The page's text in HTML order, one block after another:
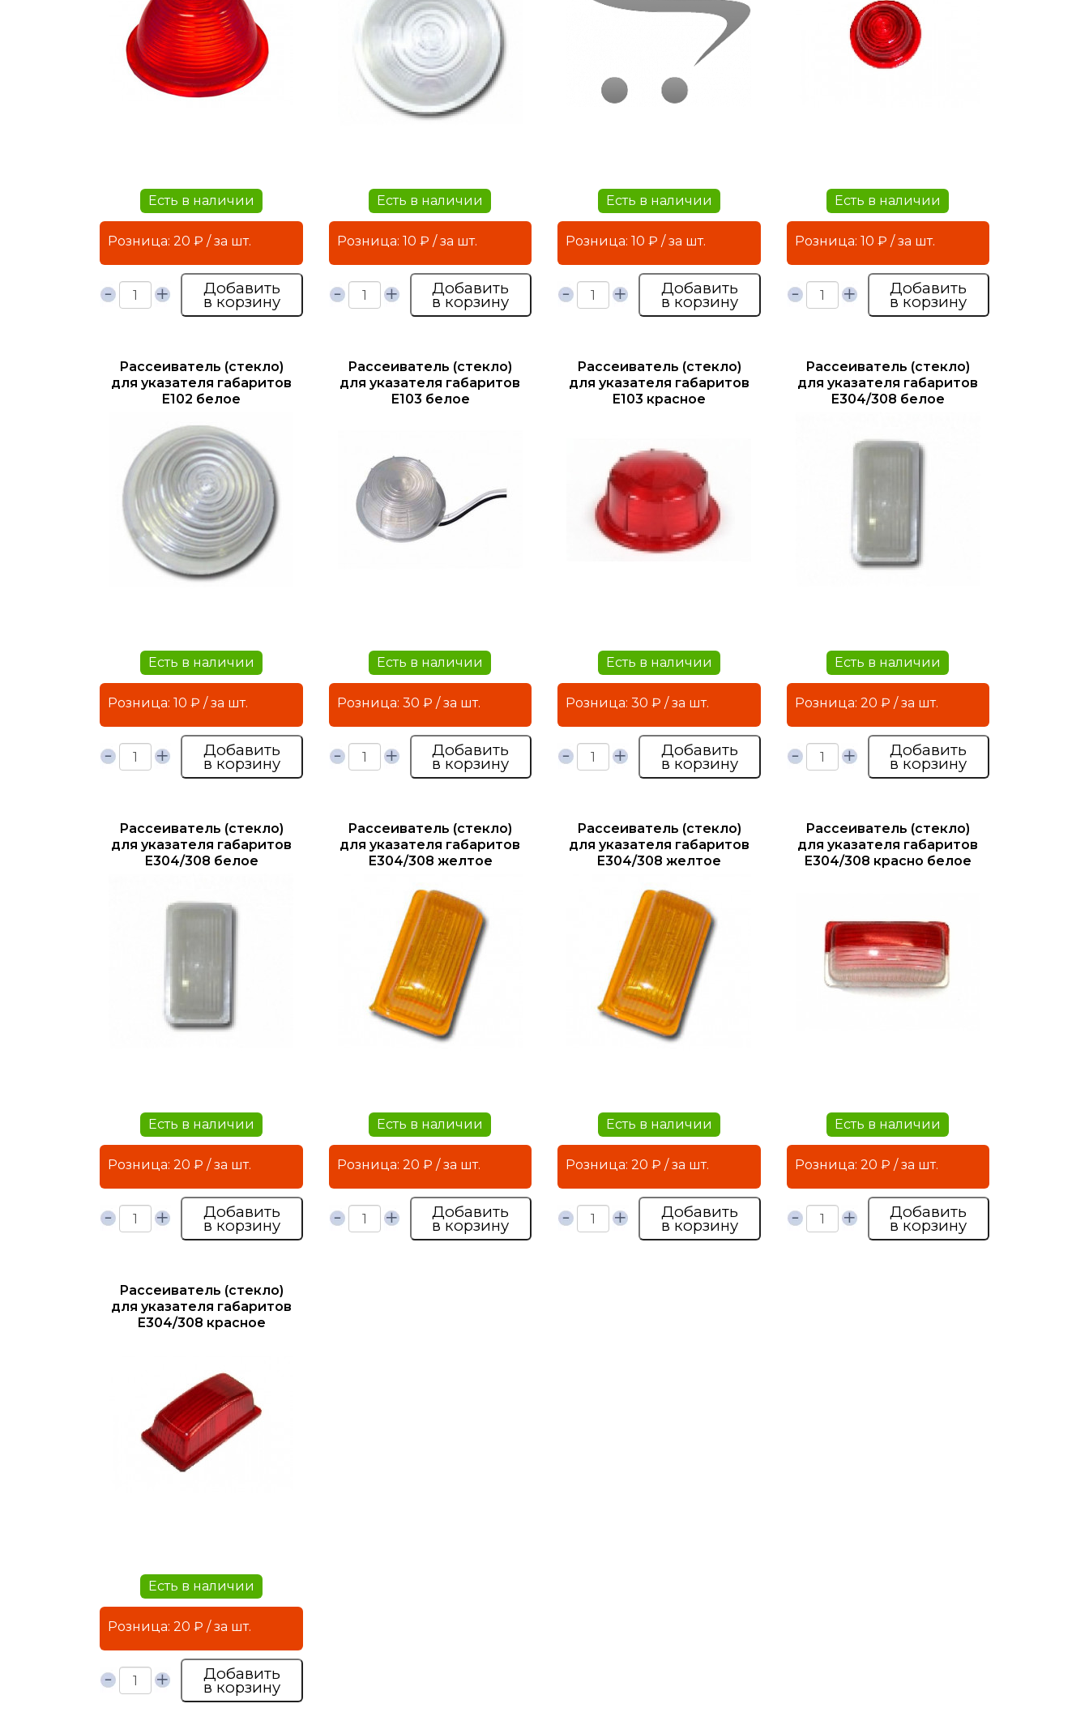
Есть в наличии
Розница: 20 ₽ / за шт.
Добавить
в корзину
Есть в наличии
Розница: 10 ₽ / за шт.
Добавить
в корзину
Есть в наличии
Розница: 10 ₽ / за шт.
Добавить
в корзину
Есть в наличии
Розница: 10 ₽ / за шт.
Добавить
в корзину
Рассеиватель (стекло)
для указателя габаритов
Е102 белое
Есть в наличии
Розница: 10 ₽ / за шт.
Добавить
в корзину
Рассеиватель (стекло)
для указателя габаритов
Е103 белое
Есть в наличии
Розница: 30 ₽ / за шт.
Добавить
в корзину
Рассеиватель (стекло)
для указателя габаритов
Е103 красное
Есть в наличии
Розница: 30 ₽ / за шт.
Добавить
в корзину
Рассеиватель (стекло)
для указателя габаритов
Е304/308 белое
Есть в наличии
Розница: 20 ₽ / за шт.
Добавить
в корзину
Рассеиватель (стекло)
для указателя габаритов
Е304/308 белое
Есть в наличии
Розница: 20 ₽ / за шт.
Добавить
в корзину
Рассеиватель (стекло)
для указателя габаритов
Е304/308 желтое
Есть в наличии
Розница: 20 ₽ / за шт.
Добавить
в корзину
Рассеиватель (стекло)
для указателя габаритов
Е304/308 желтое
Есть в наличии
Розница: 20 ₽ / за шт.
Добавить
в корзину
Рассеиватель (стекло)
для указателя габаритов
Е304/308 красно белое
Есть в наличии
Розница: 20 ₽ / за шт.
Добавить
в корзину
Рассеиватель (стекло)
для указателя габаритов
Е304/308 красное
Есть в наличии
Розница: 20 ₽ / за шт.
Добавить
в корзину